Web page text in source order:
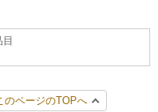
のページのTOPへ